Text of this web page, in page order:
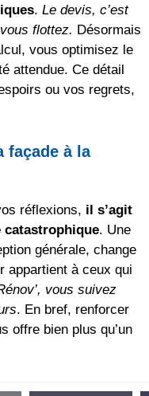
. Le devis, c’est
flottez. Désormais
vous optimisez le
attendue. Ce détail
ou vos regrets,
façade à la
réflexions, il s’agit
catastrophique. Une
générale, change
appartient à ceux qui
vous suivez
. En bref, renforcer
offre bien plus qu’un